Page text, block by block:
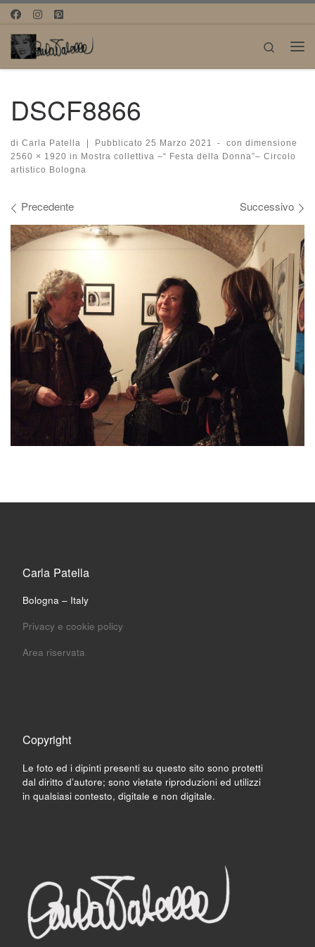
Passa al contenuto
Search
DSCF8866
di Carla Patella Pubblicato 25 Marzo 2021 -
con dimensione
2560 × 1920 in Mostra collettiva –“ Festa della Donna”– Circolo
artistico Bologna
Navigazione immagini
Precedente Successivo
Carla Patella
Bologna – Italy
Privacy e cookie policy
Area riservata
Copyright
Le foto ed i dipinti presenti su questo sito sono protetti
dal diritto d’autore; sono vietate riproduzioni ed utilizzi
in qualsiasi contesto, digitale e non digitale.